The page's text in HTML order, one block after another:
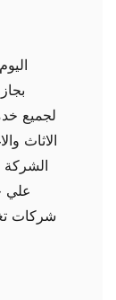
لجميع
الاثاث
الشركة
علي
شركات